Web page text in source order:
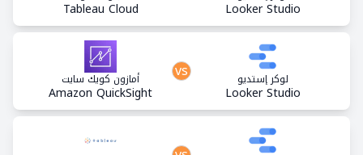
Looker Studio
Tableau Cloud
لوكر إستديو
Looker Studio
أمازون كويك سايت
Amazon QuickSight
vs